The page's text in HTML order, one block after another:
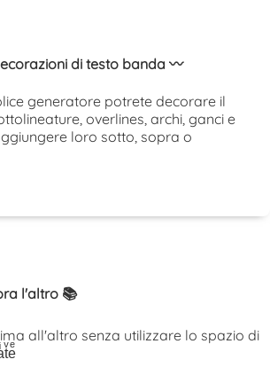
di testo banda 〰️
generatore potrete decorare il
overlines, archi, ganci e
loro sotto, sopra o
l'altro 📚
all'altro senza utilizzare lo spazio di